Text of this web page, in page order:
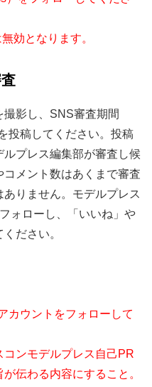
効となります。
撮影し、SNS審査期間
投稿してください。投稿
プレス編集部が審査し候
メント数はあくまで審査
りません。モデルプレス
ォローし、「いいね」や
ださい。
カウントをフォローして
コンモデルプレス自己PR
伝わる内容にすること。